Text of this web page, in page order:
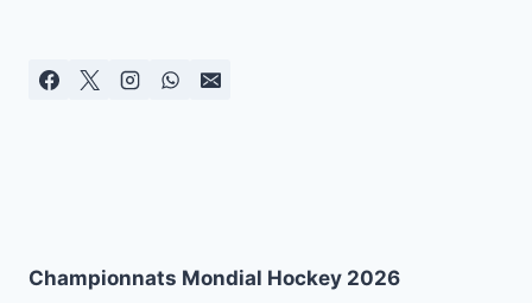
Championnats Mondial Hockey 2026